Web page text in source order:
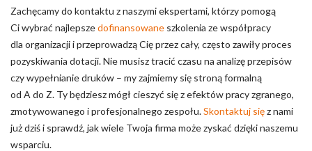
Zachęcamy do kontaktu z naszymi ekspertami, którzy pomogą
Ci wybrać najlepszedofinansowane szkolenia ze współpracy
dla organizacji i przeprowadzą Cię przez cały, często zawiły proces
pozyskiwania dotacji. Nie musisz tracić czasu na analizę przepisów
czy wypełnianie druków – my zajmiemy się stroną formalną
od A do Z. Ty będziesz mógł cieszyć się z efektów pracy zgranego,
zmotywowanego i profesjonalnego zespołu.Skontaktuj sięz nami
już dziś i sprawdź, jak wiele Twoja firma może zyskać dzięki naszemu
wsparciu.